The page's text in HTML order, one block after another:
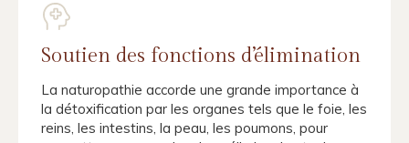
Soutien des fonctions d’élimination
La naturopathie accorde une grande importance à
la détoxification par les organes tels que le foie, les
reins, les intestins, la peau, les poumons, pour